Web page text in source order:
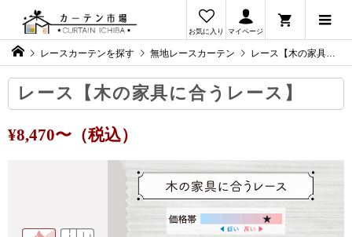
お気に入り マイページ
レースカーテンを探す 無地レースカーテン レース【木の家具に合うレース】
レース【木の家具に合うレース】
¥8,470〜（税込）